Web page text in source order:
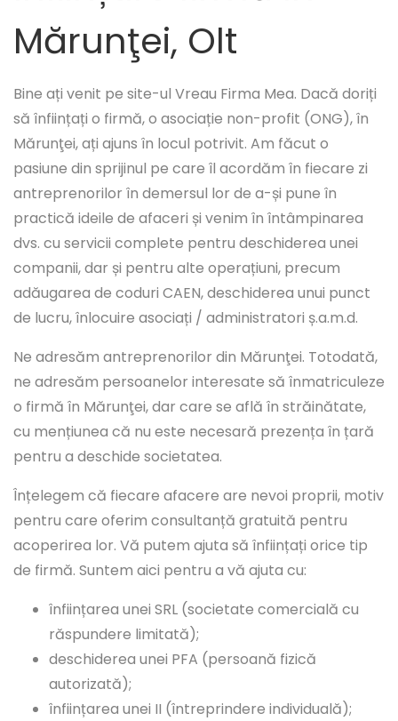
Mărunţei, Olt
Bine ați venit pe site-ul Vreau Firma Mea. Dacă doriți
să înființați o firmă, o asociație non-profit (ONG), în
Mărunţei, ați ajuns în locul potrivit. Am făcut o
pasiune din sprijinul pe care îl acordăm în fiecare zi
antreprenorilor în demersul lor de a-și pune în
practică ideile de afaceri și venim în întâmpinarea
dvs. cu servicii complete pentru deschiderea unei
companii, dar și pentru alte operațiuni, precum
adăugarea de coduri CAEN, deschiderea unui punct
de lucru, înlocuire asociați / administratori ș.a.m.d.
Ne adresăm antreprenorilor din Mărunţei. Totodată,
ne adresăm persoanelor interesate să înmatriculeze
o firmă în Mărunţei, dar care se află în străinătate,
cu mențiunea că nu este necesară prezența în țară
pentru a deschide societatea.
Înțelegem că fiecare afacere are nevoi proprii, motiv
pentru care oferim consultanță gratuită pentru
acoperirea lor. Vă putem ajuta să înființați orice tip
de firmă. Suntem aici pentru a vă ajuta cu:
înființarea unei SRL (societate comercială cu
răspundere limitată);
deschiderea unei PFA (persoană fizică
autorizată);
înființarea unei II (întreprindere individuală);